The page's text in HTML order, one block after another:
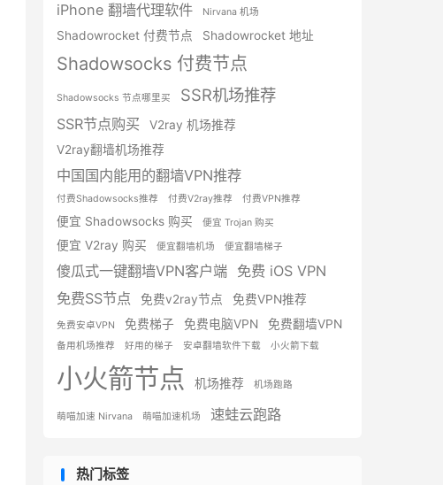
iPhone 翻墙代理软件 Nirvana 机场
Shadowrocket 付费节点 Shadowrocket 地址
Shadowsocks 付费节点
Shadowsocks 节点哪里买 SSR机场推荐
SSR节点购买
V2ray 机场推荐
V2ray翻墙机场推荐
中国国内能用的翻墙VPN推荐
付费Shadowsocks推荐 付费V2ray推荐 付费VPN推荐
便宜 Shadowsocks 购买 便宜 Trojan 购买
便宜 V2ray 购买 便宜翻墙机场 便宜翻墙梯子
傻瓜式一键翻墙VPN客户端 免费 iOS VPN
免费SS节点
免费v2ray节点 免费VPN推荐
免费安卓VPN 免费梯子 免费电脑VPN 免费翻墙VPN
备用机场推荐 好用的梯子 安卓翻墙软件下载 小火箭下载
小火箭节点 机场推荐 机场跑路
萌喵加速 Nirvana 萌喵加速机场 速蛙云跑路
热门标签